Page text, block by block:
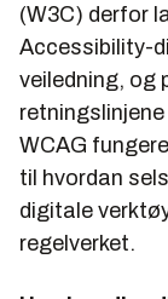
(W3C) derfor
Accessibility-
veiledning, og
WCAG
til hvordan
digitale
regelverket.